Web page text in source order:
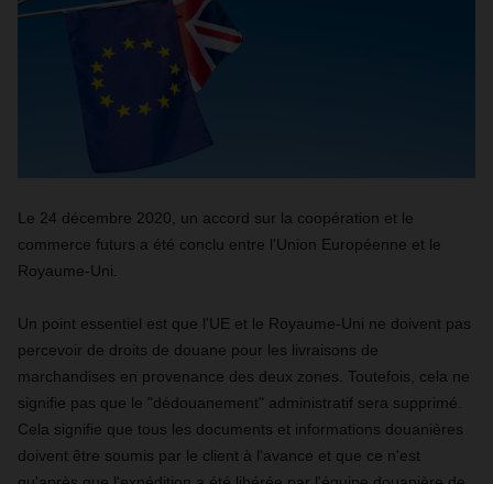
Le 24 décembre 2020, un accord sur la coopération et le
commerce futurs a été conclu entre l'Union Européenne et le
Royaume-Uni.
Un point essentiel est que l'UE et le Royaume-Uni ne doivent pas
percevoir de droits de douane pour les livraisons de
marchandises en provenance des deux zones. Toutefois, cela ne
signifie pas que le "dédouanement" administratif sera supprimé.
Cela signifie que tous les documents et informations douanières
doivent être soumis par le client à l'avance et que ce n'est